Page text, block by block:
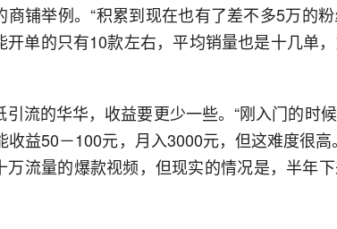
商铺举例。“积累到现在也有了差不多5万的
开单的只有10款左右，平均销量也是十几单
引流的华华，收益要更少一些。“刚入门的时
收益50－100元，月入3000元，但这难度很
万流量的爆款视频，但现实的情况是，半年